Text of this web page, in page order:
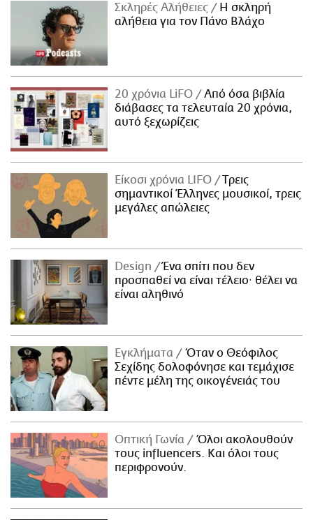
Σκληρές Αλήθειες
H σκληρή
αλήθεια για τον Πάνο Βλάχο
20 χρόνια LiFO
Από όσα βιβλία
διάβασες τα τελευταία 20 χρόνια,
αυτό ξεχωρίζεις
Είκοσι χρόνια LIFO
Tρεις
σημαντικοί Έλληνες μουσικοί, τρεις
μεγάλες απώλειες
Design
Ένα σπίτι που δεν
προσπαθεί να είναι τέλειο· θέλει να
είναι αληθινό
Εγκλήματα
Όταν ο Θεόφιλος
Σεχίδης δολοφόνησε και τεμάχισε
πέντε μέλη της οικογένειάς του
Οπτική Γωνία
Όλοι ακολουθούν
τους influencers. Και όλοι τους
περιφρονούν.